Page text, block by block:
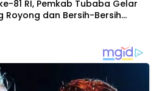
81 RI, Pemkab Tubaba Gelar
Royong dan Bersih-Bersih